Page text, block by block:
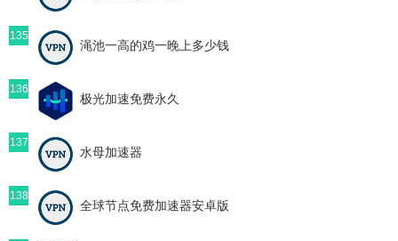
135
渑池一高的鸡一晚上多少钱
136
极光加速免费永久
137
水母加速器
138
全球节点免费加速器安卓版